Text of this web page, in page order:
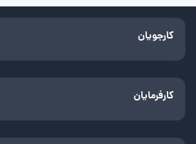
کارجویان
کارفرمایان